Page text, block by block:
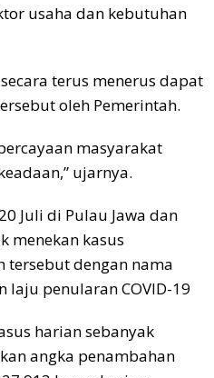
usaha dan kebutuhan
terus menerus dapat
oleh Pemerintah.
masyarakat
ujarnya.
Juli di Pulau Jawa dan
menekan kasus
tersebut dengan nama
laju penularan COVID-19
harian sebanyak
angka penambahan